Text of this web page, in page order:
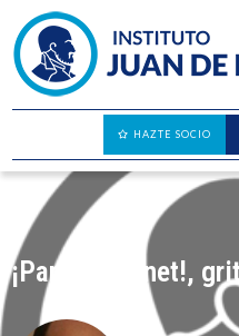
HAZTE SOCIO
¡Paren internet!,